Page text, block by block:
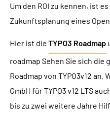
Um den ROI zu kennen, ist
Zukunftsplanung eines
Hier ist die TYPO3 Roadmap
roadmap Sehen Sie sich
Roadmap von TYPO3v12 an.
GmbH für TYPO3 v12 LTS
bis zu zwei weitere Jahre